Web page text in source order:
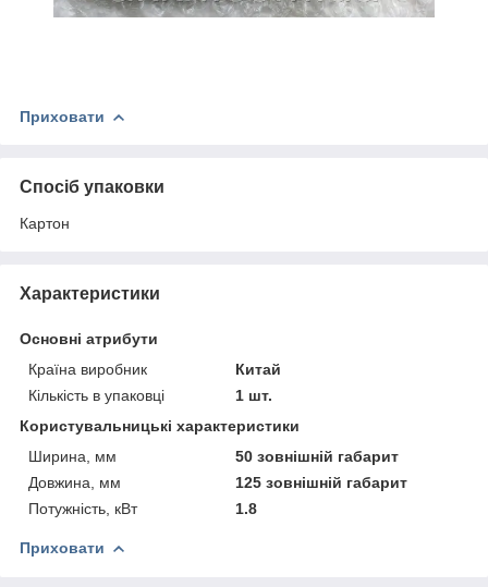
Приховати
Спосіб упаковки
Картон
Характеристики
Основні атрибути
Країна виробник
Китай
Кількість в упаковці
1 шт.
Користувальницькі характеристики
Ширина, мм
50 зовнішній габарит
Довжина, мм
125 зовнішній габарит
Потужність, кВт
1.8
Приховати